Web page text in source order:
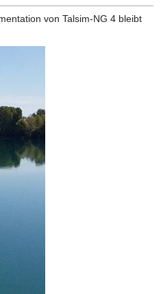
von Talsim-NG 4 bleibt